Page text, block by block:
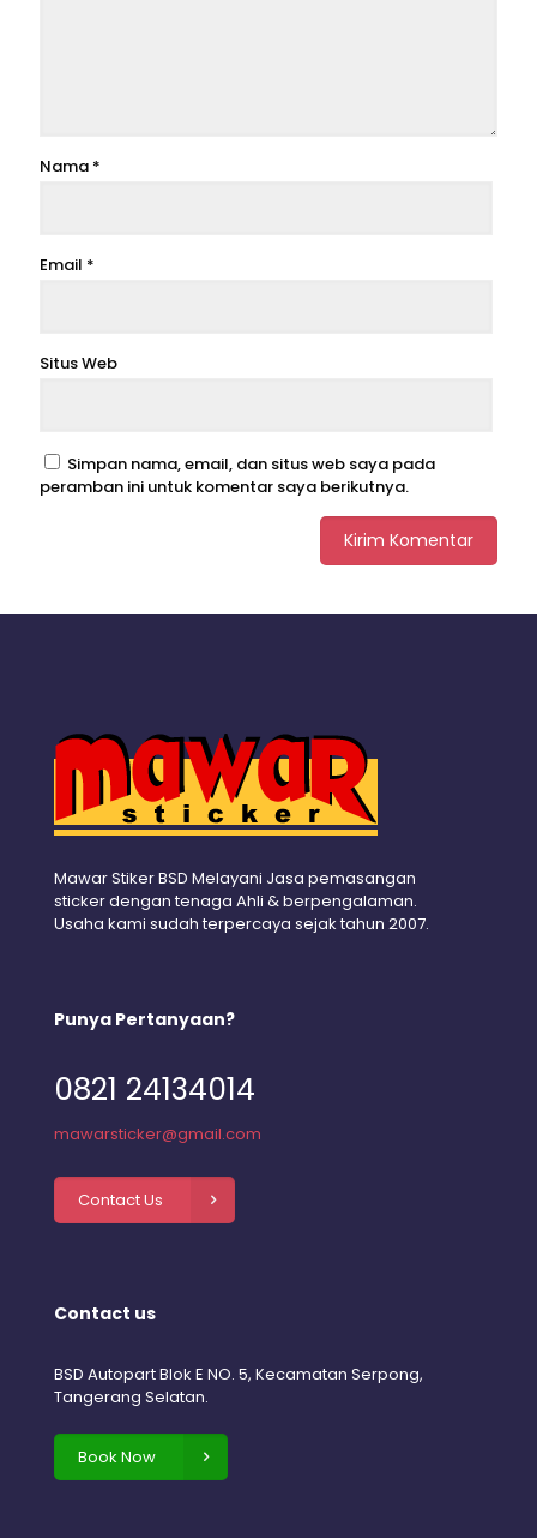
Nama *
Email *
Situs Web
Simpan nama, email, dan situs web saya pada
peramban ini untuk komentar saya berikutnya.
Mawar Stiker BSD Melayani Jasa pemasangan
sticker dengan tenaga Ahli & berpengalaman.
Usaha kami sudah terpercaya sejak tahun 2007.
Punya Pertanyaan?
0821 24134014
mawarsticker@gmail.com
Contact Us
Contact us
BSD Autopart Blok E NO. 5, Kecamatan Serpong,
Tangerang Selatan.
Book Now